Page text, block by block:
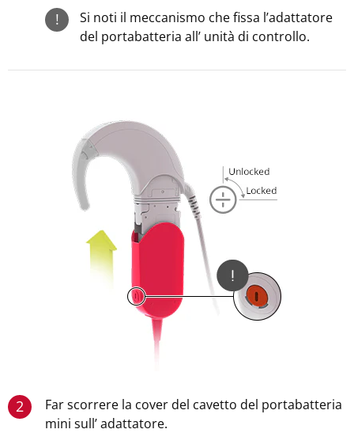
!
Si noti il meccanismo che fissa l’adattatore
del portabatteria all’ unità di controllo.
2
Far scorrere la cover del cavetto del portabatteria
mini sull’ adattatore.